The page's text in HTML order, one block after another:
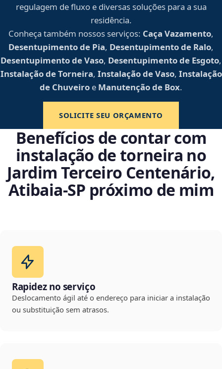
regulagem de fluxo e diversas soluções para a sua
residência.
Conheça também nossos serviços: Caça Vazamento,
Desentupimento de Pia, Desentupimento de Ralo,
Desentupimento de Vaso, Desentupimento de Esgoto,
Instalação de Torneira, Instalação de Vaso, Instalação
de Chuveiro e Manutenção de Box.
SOLICITE SEU ORÇAMENTO
Benefícios de contar com
instalação de torneira no
Jardim Terceiro Centenário,
Atibaia‑SP próximo de mim
Rapidez no serviço
Deslocamento ágil até o endereço para iniciar a instalação
ou substituição sem atrasos.